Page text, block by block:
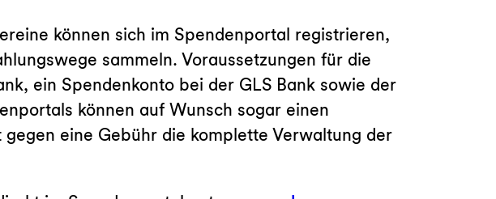
können sich im Spendenportal registrieren,
sammeln. Voraussetzungen für die
ein Spendenkonto bei der GLS Bank sowie der
können auf Wunsch sogar einen
eine Gebühr die komplette Verwaltung der